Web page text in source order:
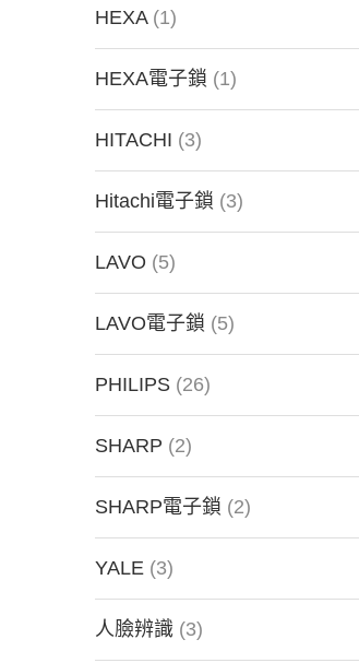
HEXA (1)
HEXA電子鎖 (1)
HITACHI (3)
Hitachi電子鎖 (3)
LAVO (5)
LAVO電子鎖 (5)
PHILIPS (26)
SHARP (2)
SHARP電子鎖 (2)
YALE (3)
人臉辨識 (3)